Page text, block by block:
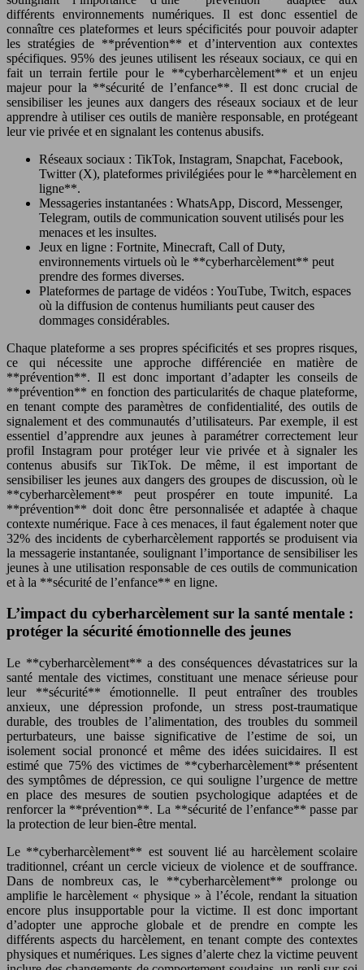
différents environnements numériques. Il est donc essentiel de
connaître ces plateformes et leurs spécificités pour pouvoir adapter
les stratégies de **prévention** et d’intervention aux contextes
spécifiques. 95% des jeunes utilisent les réseaux sociaux, ce qui en
fait un terrain fertile pour le **cyberharcèlement** et un enjeu
majeur pour la **sécurité de l’enfance**. Il est donc crucial de
sensibiliser les jeunes aux dangers des réseaux sociaux et de leur
apprendre à utiliser ces outils de manière responsable, en protégeant
leur vie privée et en signalant les contenus abusifs.
Réseaux sociaux : TikTok, Instagram, Snapchat, Facebook,
Twitter (X), plateformes privilégiées pour le **harcèlement en
ligne**.
Messageries instantanées : WhatsApp, Discord, Messenger,
Telegram, outils de communication souvent utilisés pour les
menaces et les insultes.
Jeux en ligne : Fortnite, Minecraft, Call of Duty,
environnements virtuels où le **cyberharcèlement** peut
prendre des formes diverses.
Plateformes de partage de vidéos : YouTube, Twitch, espaces
où la diffusion de contenus humiliants peut causer des
dommages considérables.
Chaque plateforme a ses propres spécificités et ses propres risques,
ce qui nécessite une approche différenciée en matière de
**prévention**. Il est donc important d’adapter les conseils de
**prévention** en fonction des particularités de chaque plateforme,
en tenant compte des paramètres de confidentialité, des outils de
signalement et des communautés d’utilisateurs. Par exemple, il est
essentiel d’apprendre aux jeunes à paramétrer correctement leur
profil Instagram pour protéger leur vie privée et à signaler les
contenus abusifs sur TikTok. De même, il est important de
sensibiliser les jeunes aux dangers des groupes de discussion, où le
**cyberharcèlement** peut prospérer en toute impunité. La
**prévention** doit donc être personnalisée et adaptée à chaque
contexte numérique. Face à ces menaces, il faut également noter que
32% des incidents de cyberharcèlement rapportés se produisent via
la messagerie instantanée, soulignant l’importance de sensibiliser les
jeunes à une utilisation responsable de ces outils de communication
et à la **sécurité de l’enfance** en ligne.
L’impact du cyberharcèlement sur la santé mentale :
protéger la sécurité émotionnelle des jeunes
Le **cyberharcèlement** a des conséquences dévastatrices sur la
santé mentale des victimes, constituant une menace sérieuse pour
leur **sécurité** émotionnelle. Il peut entraîner des troubles
anxieux, une dépression profonde, un stress post-traumatique
durable, des troubles de l’alimentation, des troubles du sommeil
perturbateurs, une baisse significative de l’estime de soi, un
isolement social prononcé et même des idées suicidaires. Il est
estimé que 75% des victimes de **cyberharcèlement** présentent
des symptômes de dépression, ce qui souligne l’urgence de mettre
en place des mesures de soutien psychologique adaptées et de
renforcer la **prévention**. La **sécurité de l’enfance** passe par
la protection de leur bien-être mental.
Le **cyberharcèlement** est souvent lié au harcèlement scolaire
traditionnel, créant un cercle vicieux de violence et de souffrance.
Dans de nombreux cas, le **cyberharcèlement** prolonge ou
amplifie le harcèlement « physique » à l’école, rendant la situation
encore plus insupportable pour la victime. Il est donc important
d’adopter une approche globale et de prendre en compte les
différents aspects du harcèlement, en tenant compte des contextes
physiques et numériques. Les signes d’alerte chez la victime peuvent